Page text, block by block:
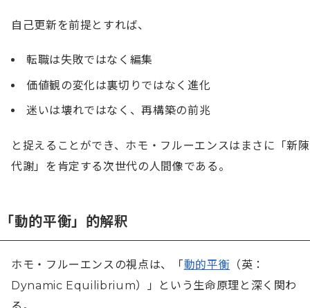
自己更新を前提とすれば、
転職は失敗ではなく編集
価値観の変化は裏切りではなく進化
迷いは壊れではなく、再構築の前兆
と捉えることができ、ホモ・フルーエンスはまさに「新陳
代謝」を肯定する次世代の人間像である。
「動的平衡」的解釈
ホモ・フルーエンスの視点は、「 動的平衡 （英：
Dynamic Equilibrium）」という生命原理と深く関わ